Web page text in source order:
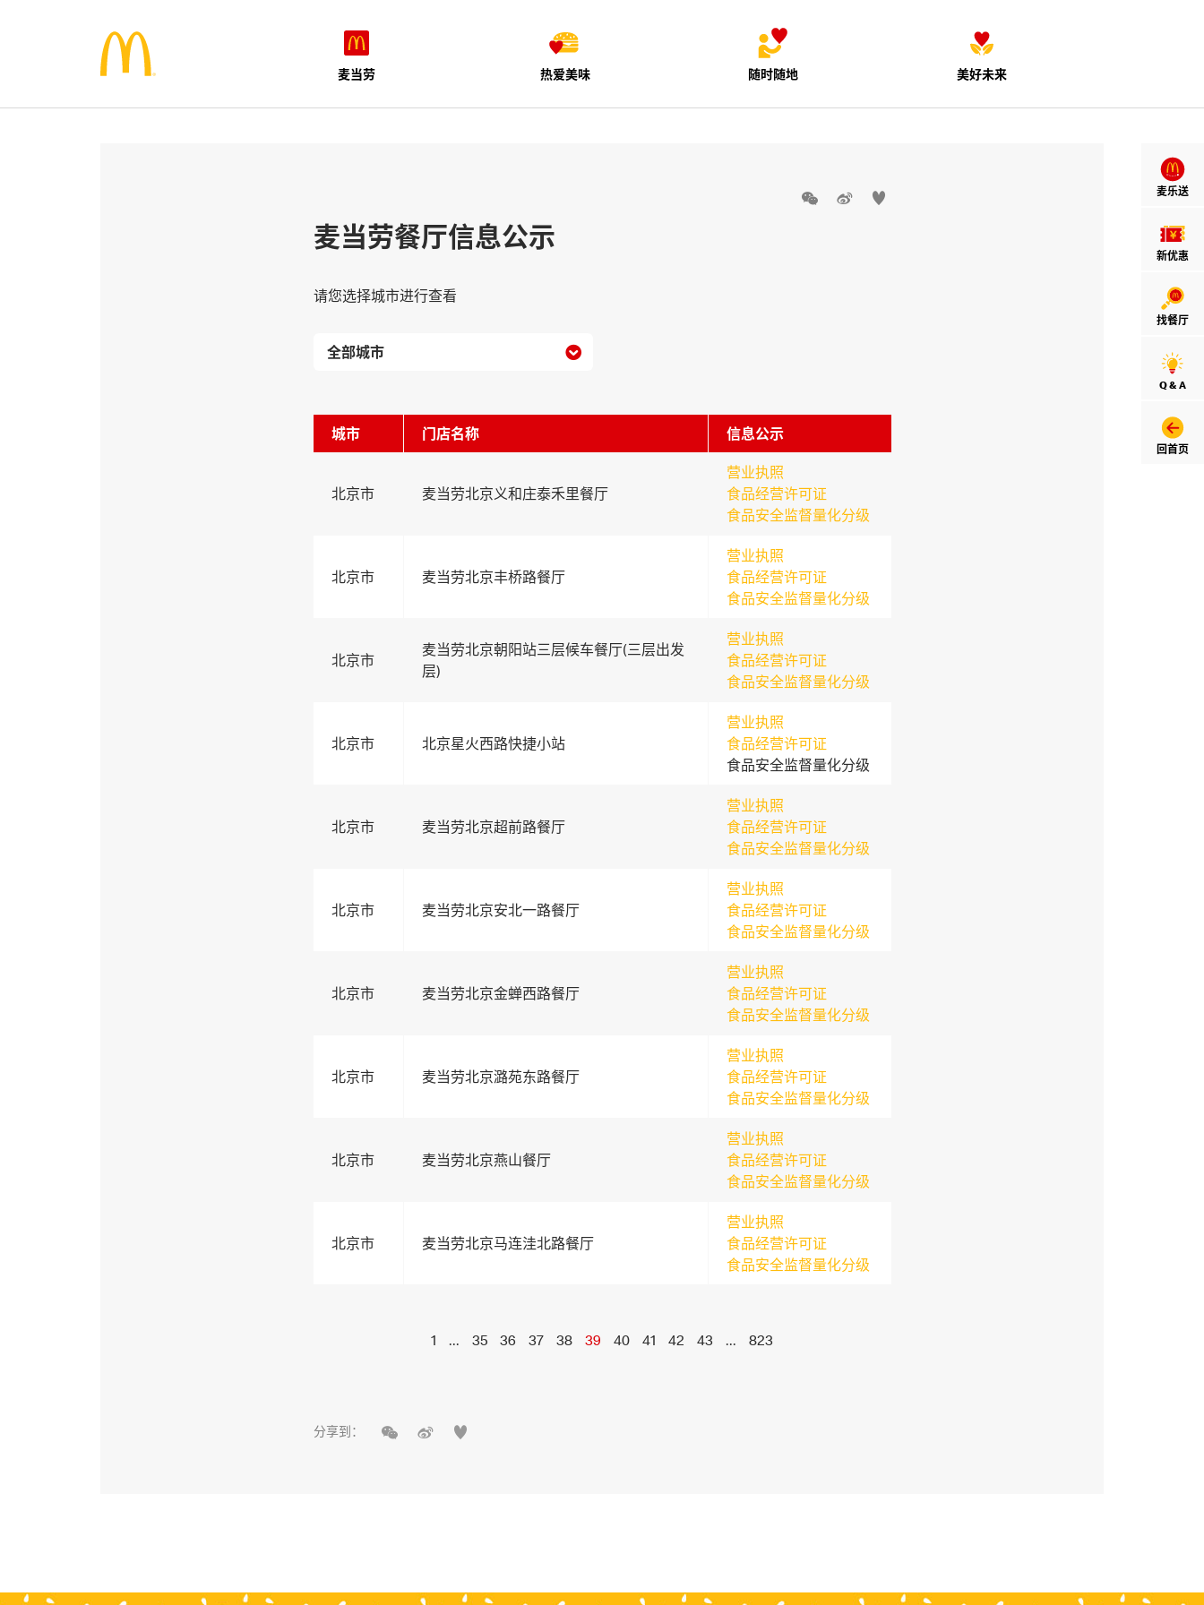
麦当劳 热爱美味 随时随地 美好未来
麦乐送
新优惠
找餐厅
Q & A
回首页
  
麦当劳餐厅信息公示
请您选择城市进行查看

城市 门店名称 信息公示
北京市 麦当劳北京义和庄泰禾里餐厅
营业执照
食品经营许可证
食品安全监督量化分级
北京市 麦当劳北京丰桥路餐厅
营业执照
食品经营许可证
食品安全监督量化分级
北京市
麦当劳北京朝阳站三层候车餐厅(三层出发
层)
营业执照
食品经营许可证
食品安全监督量化分级
北京市 北京星火西路快捷小站
营业执照
食品经营许可证
食品安全监督量化分级
北京市 麦当劳北京超前路餐厅
营业执照
食品经营许可证
食品安全监督量化分级
北京市 麦当劳北京安北一路餐厅
营业执照
食品经营许可证
食品安全监督量化分级
北京市 麦当劳北京金蝉西路餐厅
营业执照
食品经营许可证
食品安全监督量化分级
北京市 麦当劳北京潞苑东路餐厅
营业执照
食品经营许可证
食品安全监督量化分级
北京市 麦当劳北京燕山餐厅
营业执照
食品经营许可证
食品安全监督量化分级
北京市 麦当劳北京马连洼北路餐厅
营业执照
食品经营许可证
食品安全监督量化分级
1 ... 35 36 37 38 39 40 41 42 43 ... 823
分享到：   